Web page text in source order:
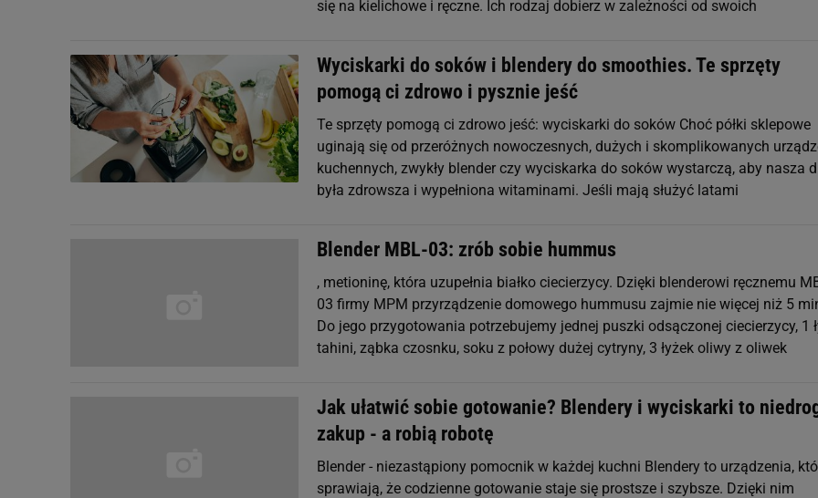
się na kielichowe i ręczne. Ich rodzaj dobierz w zależności od swoich
Wyciskarki do soków i blendery do smoothies. Te sprzęty
pomogą ci zdrowo i pysznie jeść
Te sprzęty pomogą ci zdrowo jeść: wyciskarki do soków Choć półki sklepowe
uginają się od przeróżnych nowoczesnych, dużych i skomplikowanych
kuchennych, zwykły blender czy wyciskarka do soków wystarczą, aby nasza
była zdrowsza i wypełniona witaminami. Jeśli mają służyć latami
Blender MBL-03: zrób sobie hummus
, metioninę, która uzupełnia białko ciecierzycy. Dzięki blenderowi ręcznemu
03 firmy MPM przyrządzenie domowego hummusu zajmie nie więcej niż 5
Do jego przygotowania potrzebujemy jednej puszki odsączonej ciecierzycy, 1
tahini, ząbka czosnku, soku z połowy dużej cytryny, 3 łyżek oliwy z oliwek
Jak ułatwić sobie gotowanie? Blendery i wyciskarki to
zakup - a robią robotę
Blender - niezastąpiony pomocnik w każdej kuchni Blendery to urządzenia,
sprawiają, że codzienne gotowanie staje się prostsze i szybsze. Dzięki nim